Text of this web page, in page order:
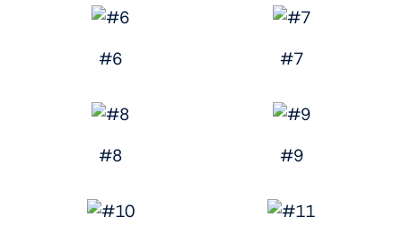
#6 #7
#8 #9